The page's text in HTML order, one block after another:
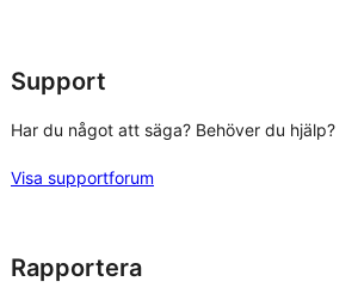
Support
Har du något att säga? Behöver du hjälp?
Visa supportforum
Rapportera